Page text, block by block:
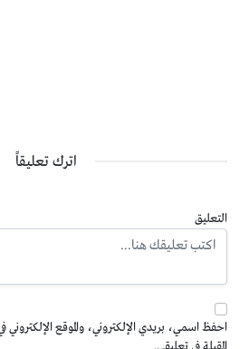
اترك تعليقاً
التعليق
احفظ اسمي، بريدي الإلكتروني، والموقع الإلكتروني